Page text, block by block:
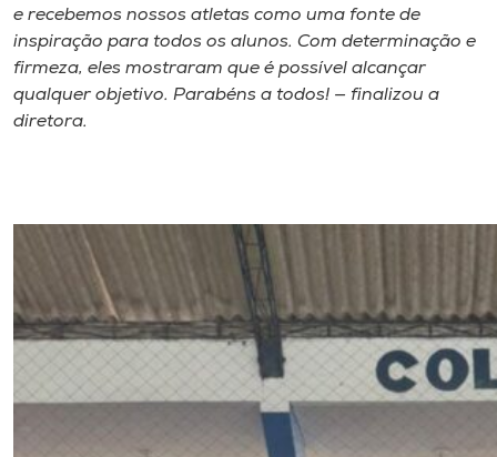
e recebemos nossos atletas como uma fonte de
inspiração para todos os alunos. Com determinação e
firmeza, eles mostraram que é possível alcançar
qualquer objetivo. Parabéns a todos! — finalizou a
diretora.